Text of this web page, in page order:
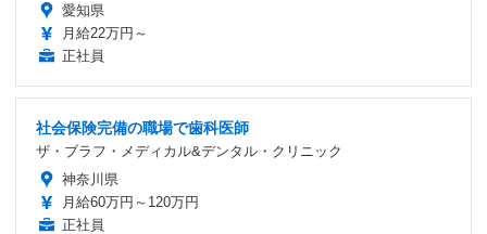
愛知県
月給22万円～
正社員
社会保険完備の職場で歯科医師
ザ・ブラフ・メディカル&デンタル・クリニック
神奈川県
月給60万円～120万円
正社員